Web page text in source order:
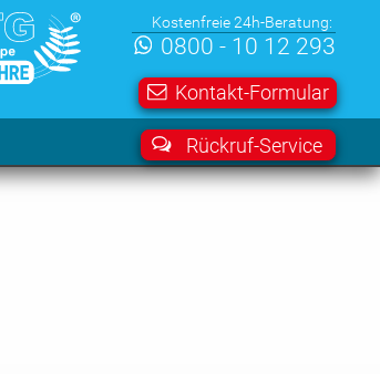
Kostenfreie 24h-Beratung:
0800 - 10 12 293
Kontakt-Formular
Rückruf-Service